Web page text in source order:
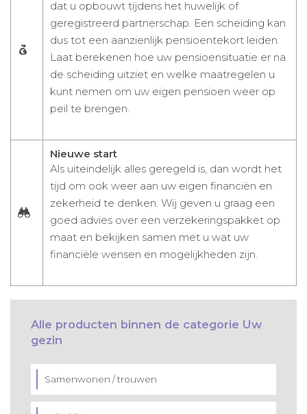
dat u opbouwt tijdens het huwelijk of
geregistreerd partnerschap. Een scheiding kan
dus tot een aanzienlijk pensioentekort leiden.
Laat berekenen hoe uw pensioensituatie er na
de scheiding uitziet en welke maatregelen u
kunt nemen om uw eigen pensioen weer op
peil te brengen.
Nieuwe start
Als uiteindelijk alles geregeld is, dan wordt het
tijd om ook weer aan uw eigen financiën en
zekerheid te denken. Wij geven u graag een
goed advies over een verzekeringspakket op
maat en bekijken samen met u wat uw
financiële wensen en mogelijkheden zijn.
Alle producten binnen de categorie Uw
gezin
Samenwonen / trouwen